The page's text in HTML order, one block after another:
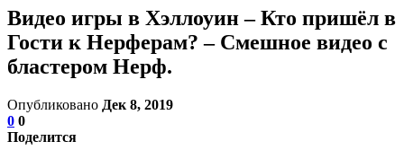
Видео игры в Хэллоуин – Кто пришёл в
Гости к Нерферам? – Смешное видео с
бластером Нерф.
Опубликовано Дек 8, 2019
0 0
Поделится